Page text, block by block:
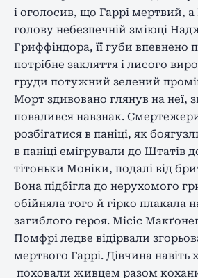
і оголосив, що Гаррі мертвий, а
голову небезпечній зміюці
Гриффіндора, її губи впевнено
потрібне закляття і лисого
груди потужний зелений
Морт здивовано глянув на неї,
повалився навзнак.
розбігатися в паніці, як
в паніці емігрували до Штатів
тітоньки Моніки, подалі від
Вона підбігла до нерухомого
обійняла того й гірко плакала
загиблого героя. Місіс
Помфрі ледве відірвали
мертвого Гаррі. Дівчина навіть
поховали живцем разом